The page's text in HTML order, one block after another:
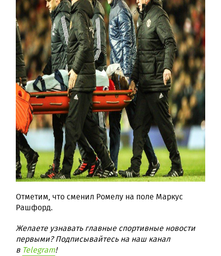
Отметим, что сменил Ромелу на поле Маркус
Рашфорд.
Желаете узнавать главные спортивные новости
первыми? Подписывайтесь на наш канал
в Telegram!